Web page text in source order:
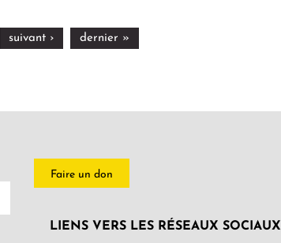
suivant › dernier »
Faire un don
LIENS VERS LES RÉSEAUX SOCIAUX